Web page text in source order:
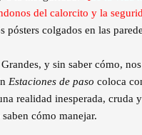
del calorcito y la
pósters colgados en las
y sin saber cómo,
Estaciones de paso coloca
realidad inesperada, cruda
cómo manejar.